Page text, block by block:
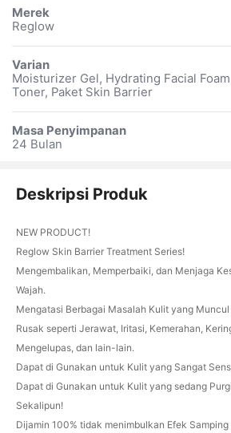
Merek
Reglow
Varian
Moisturizer Gel, Hydrating Facial
Toner, Paket Skin Barrier
Masa Penyimpanan
24 Bulan
Deskripsi Produk
NEW PRODUCT!
Reglow Skin Barrier Treatment Series!
Mengembalikan, Memperbaiki, dan Menjaga
Wajah.
Mengatasi Berbagai Masalah Kulit yang
Rusak seperti Jerawat, Iritasi, Kemerahan,
Mengelupas, dan lain-lain.
Dapat di Gunakan untuk Kulit yang Sangat
Dapat di Gunakan untuk Kulit yang sedang
Sekalipun!
Dijamin 100% tidak menimbulkan Efek Samping